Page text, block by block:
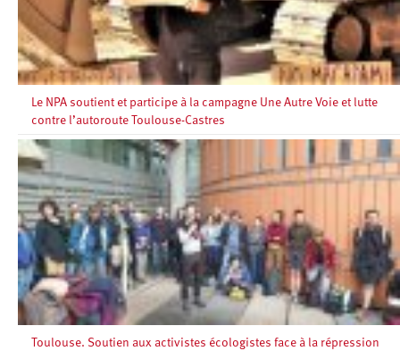
Le NPA soutient et participe à la campagne Une Autre Voie et lutte
contre l’autoroute Toulouse-Castres
Toulouse. Soutien aux activistes écologistes face à la répression